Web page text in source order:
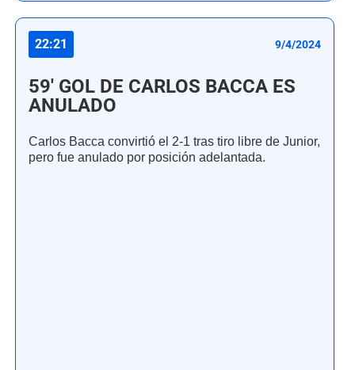
22:21 9/4/2024
59' GOL DE CARLOS BACCA ES
ANULADO
Carlos Bacca convirtió el 2-1 tras tiro libre de Junior,
pero fue anulado por posición adelantada.